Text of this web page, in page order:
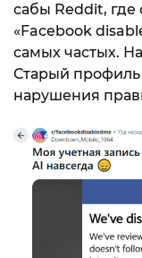
сабы Reddit,
«Facebook
самых частых.
Старый профиль
нарушения